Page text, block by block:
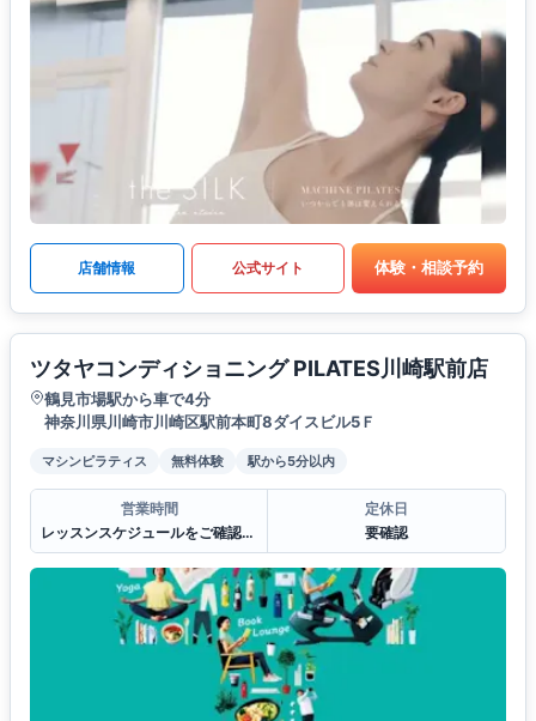
店舗情報 公式サイト 体験・相談予約
ツタヤコンディショニング PILATES川崎駅前店
鶴見市場駅から車で4分
神奈川県川崎市川崎区駅前本町8ダイスビル5Ｆ
マシンピラティス 無料体験 駅から5分以内
営業時間
レッスンスケジュールをご確認ください。
定休日
要確認